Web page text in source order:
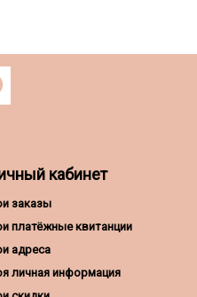
кабинет
заказы
платёжные квитанции
адреса
личная информация